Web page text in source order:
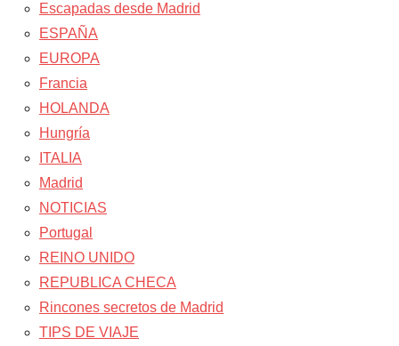
Escapadas desde Madrid
ESPAÑA
EUROPA
Francia
HOLANDA
Hungría
ITALIA
Madrid
NOTICIAS
Portugal
REINO UNIDO
REPUBLICA CHECA
Rincones secretos de Madrid
TIPS DE VIAJE